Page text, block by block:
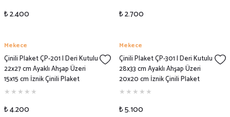
₺ 2.400 ₺ 2.700
Mekece
Çinili Plaket ÇP-201 | Deri Kutulu
22x27 cm Ayaklı Ahşap Üzeri
15x15 cm İznik Çinili Plaket
Modeli
₺ 4.200
Mekece
Çinili Plaket ÇP-301 | Deri Kutulu
28x33 cm Ayaklı Ahşap Üzeri
20x20 cm İznik Çinili Plaket
Modeli
₺ 5.100